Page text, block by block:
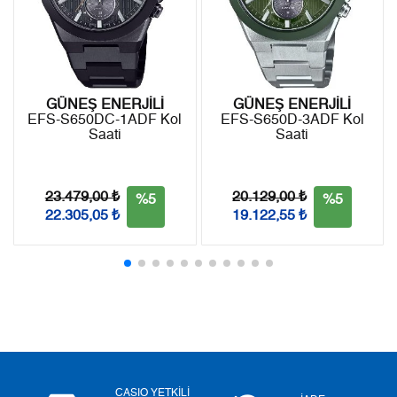
8 19.847,68 ₺
9 20.286,63 ₺
Tek Çekim 17.061,05 ₺
3.170,02 ₺
GÜNEŞ ENERJİLİ
EFS-S650DC-1ADF Kol
Saati
23.479,00 ₺
22.305,05 ₺
%5
GÜNEŞ ENERJİLİ
EFS-S650D-3ADF Kol
Saati
20.129,00 ₺
19.122,55 ₺
%5
CASIO YETKİLİ